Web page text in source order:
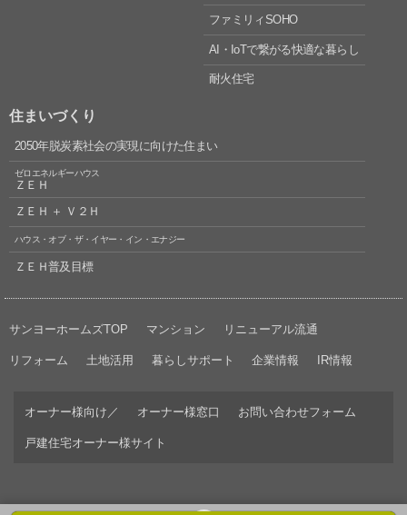
ファミリィSOHO
AI・IoTで繋がる快適な暮らし
耐火住宅
住まいづくり
2050年脱炭素社会の実現に向けた住まい
ゼロエネルギーハウス
ＺＥＨ
ＺＥＨ ＋ Ｖ２Ｈ
ハウス・オブ・ザ・イヤー・イン・エナジー
ＺＥＨ普及目標
サンヨーホームズTOP マンション リニューアル流通
リフォーム 土地活用 暮らしサポート 企業情報 IR情報
オーナー様向け／ オーナー様窓口 お問い合わせフォーム
戸建住宅オーナー様サイト